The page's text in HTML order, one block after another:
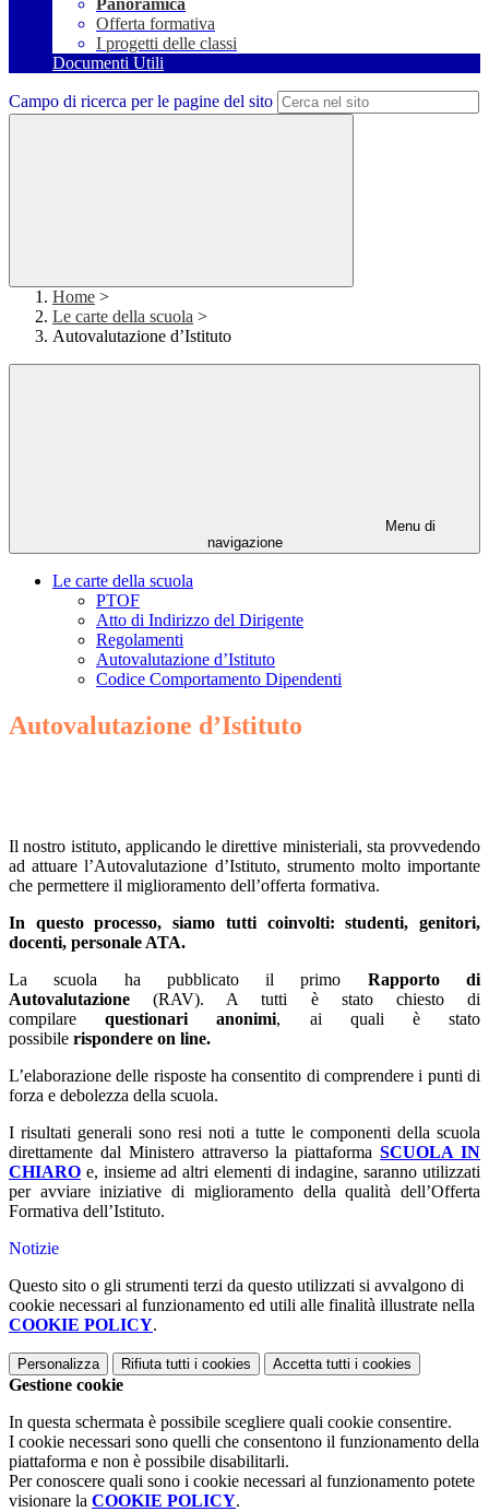
Panoramica
Offerta formativa
I progetti delle classi
Documenti Utili
Campo di ricerca per le pagine del sito
Home >
Le carte della scuola >
Autovalutazione d’Istituto
Menu di
navigazione
Le carte della scuola
PTOF
Atto di Indirizzo del Dirigente
Regolamenti
Autovalutazione d’Istituto
Codice Comportamento Dipendenti
Autovalutazione d’Istituto
Il nostro istituto, applicando le direttive ministeriali, sta provvedendo
ad attuare l’Autovalutazione d’Istituto, strumento molto importante
che permettere il miglioramento dell’offerta formativa.
In questo processo, siamo tutti coinvolti: studenti, genitori,
docenti, personale ATA.
La scuola ha pubblicato il primo Rapporto di
Autovalutazione(RAV). A tutti è stato chiesto di
compilarequestionari anonimi, ai quali è stato
possibile rispondere on line.
L’elaborazione delle risposte ha consentito di comprendere i punti di
forza e debolezza della scuola.
I risultati generali sono resi noti a tutte le componenti della scuola
direttamente dal Ministero attraverso la piattaformaSCUOLA IN
CHIARO e, insieme ad altri elementi di indagine, saranno utilizzati
per avviare iniziative di miglioramento della qualità dell’Offerta
Formativa dell’Istituto.
Notizie
Questo sito o gli strumenti terzi da questo utilizzati si avvalgono di
cookie necessari al funzionamento ed utili alle finalità illustrate nella
COOKIE POLICY.
Personalizza Rifiuta tutti i cookies Accetta tutti i cookies
Gestione cookie
In questa schermata è possibile scegliere quali cookie consentire.
I cookie necessari sono quelli che consentono il funzionamento della
piattaforma e non è possibile disabilitarli.
Per conoscere quali sono i cookie necessari al funzionamento potete
visionare la COOKIE POLICY.